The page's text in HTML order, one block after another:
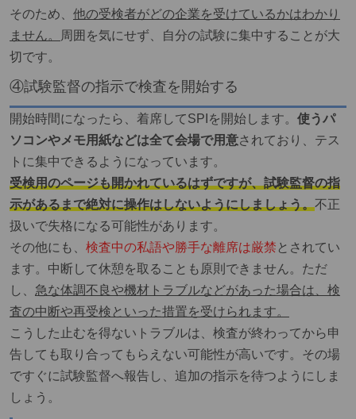
そのため、 他の受検者がどの企業を受けているかはわかり
ません。
周囲を気にせず、自分の試験に集中することが大
切です。
④試験監督の指示で検査を開始する
開始時間になったら、着席してSPIを開始します。 使うパ
ソコンやメモ用紙などは全て会場で用意されており、テス
トに集中できるようになっています。
受検用のページも開かれているはずですが、試験監督の指
示があるまで絶対に操作はしないようにしましょう。不正
扱いで失格になる可能性があります。
その他にも、 検査中の私語や勝手な離席は厳禁 とされてい
ます。中断して休憩を取ることも原則できません。ただ
し、 急な体調不良や機材トラブルなどがあった場合は、検
査の中断や再受検といった措置を受けられます。
こうした止むを得ないトラブルは、検査が終わってから申
告しても取り合ってもらえない可能性が高いです。その場
ですぐに試験監督へ報告し、追加の指示を待つようにしま
しょう。